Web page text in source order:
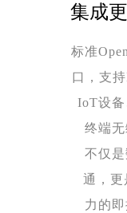
集成
标准
口，支持
IoT设
终端
不仅
通，
力的